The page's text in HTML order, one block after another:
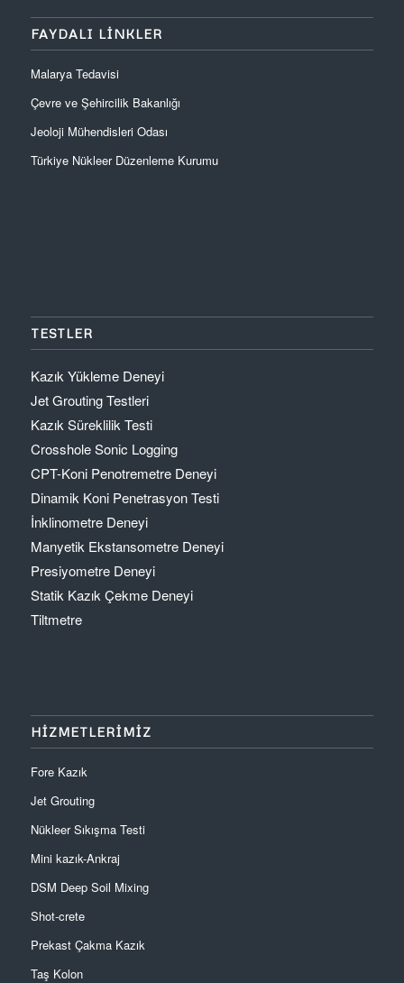
FAYDALI LINKLER
Malarya Tedavisi
Çevre ve Şehircilik Bakanlığı
Jeoloji Mühendisleri Odası
Türkiye Nükleer Düzenleme Kurumu
TESTLER
Kazık Yükleme Deneyi
Jet Grouting Testleri
Kazık Süreklilik Testi
Crosshole Sonic Logging
CPT-Koni Penotremetre Deneyi
Dinamik Koni Penetrasyon Testi
İnklinometre Deneyi
Manyetik Ekstansometre Deneyi
Presiyometre Deneyi
Statik Kazık Çekme Deneyi
Tiltmetre
HİZMETLERİMİZ
Fore Kazık
Jet Grouting
Nükleer Sıkışma Testi
Mini kazık-Ankraj
DSM Deep Soil Mixing
Shot-crete
Prekast Çakma Kazık
Taş Kolon